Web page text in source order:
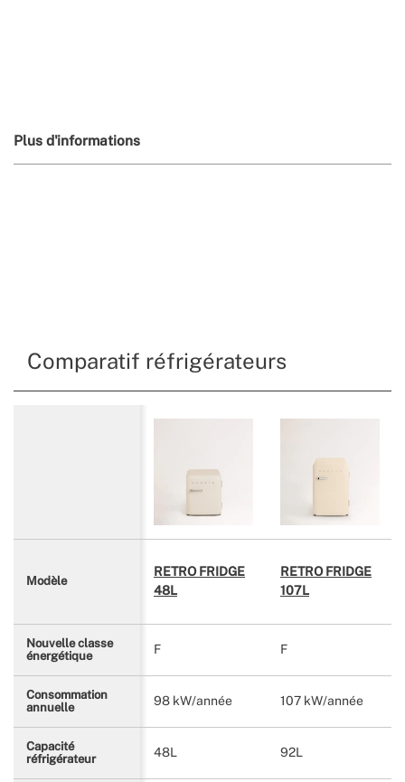
Plus d'informations
Comparatif réfrigérateurs
Modèle
RETRO FRIDGE
48L
RETRO FRIDGE
107L
Nouvelle classe
énergétique
F F
Consommation
annuelle
98 kW/année 107 kW/année
Capacité
réfrigérateur
48L 92L